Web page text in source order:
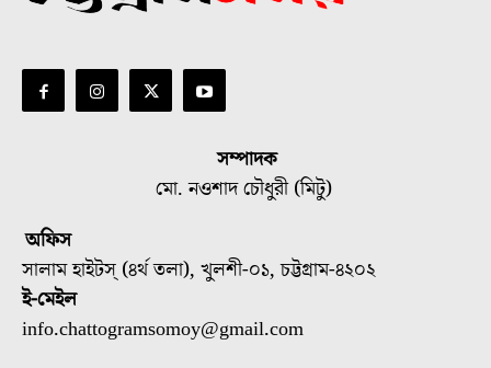
সম্পাদক
মো. নওশাদ চৌধুরী (মিটু)
অফিস
সালাম হাইটস্ (৪র্থ তলা), খুলশী-০১, চট্টগ্রাম-৪২০২
ই-মেইল
info.chattogramsomoy@gmail.com